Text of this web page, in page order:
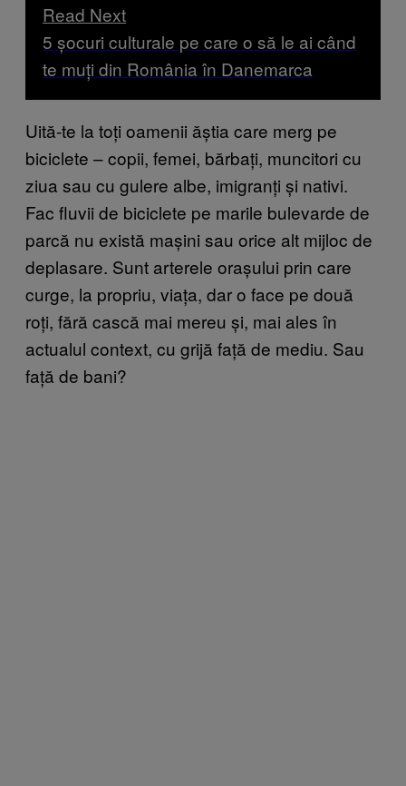
Read Next
5 șocuri culturale pe care o să le ai când
te muți din România în Danemarca
Uită-te la toți oamenii ăștia care merg pe
biciclete – copii, femei, bărbați, muncitori cu
ziua sau cu gulere albe, imigranți și nativi.
Fac fluvii de biciclete pe marile bulevarde de
parcă nu există mașini sau orice alt mijloc de
deplasare. Sunt arterele orașului prin care
curge, la propriu, viața, dar o face pe două
roți, fără cască mai mereu și, mai ales în
actualul context, cu grijă față de mediu. Sau
față de bani?